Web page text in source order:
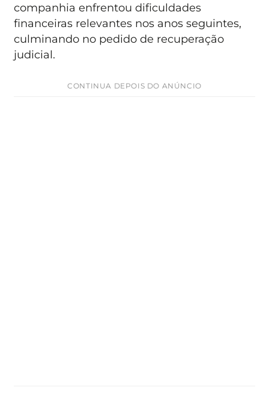
companhia enfrentou dificuldades
financeiras relevantes nos anos seguintes,
culminando no pedido de recuperação
judicial.
CONTINUA DEPOIS DO ANÚNCIO